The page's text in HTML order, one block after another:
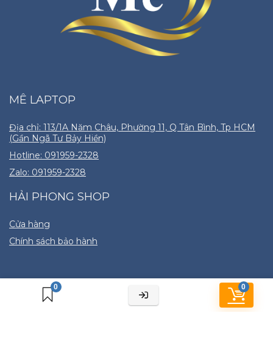
0 0
MÊ LAPTOP
Địa chỉ: 113/1A Năm Châu, Phường 11, Q Tân Bình, Tp HCM
(Gần Ngã Tư Bảy Hiền)
Hotline: 091959-2328
Zalo: 091959-2328
HẢI PHONG SHOP
Cửa hàng
Chính sách bảo hành